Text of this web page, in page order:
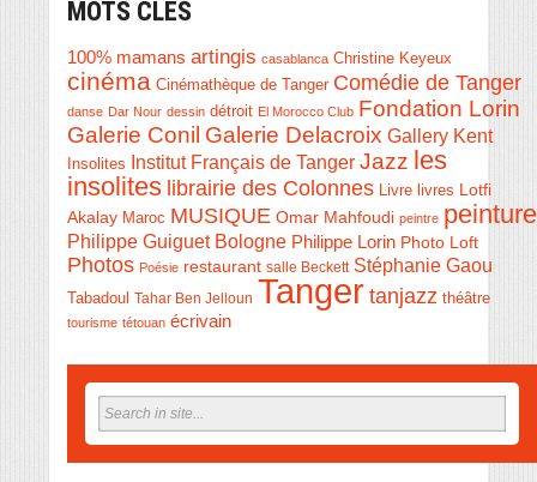
MOTS CLES
100% mamans artingis casablanca Christine Keyeux
cinéma Cinémathèque de Tanger Comédie de Tanger
danse Dar Nour dessin détroit El Morocco Club Fondation Lorin
Galerie Conil Galerie Delacroix Gallery Kent
Insolites Institut Français de Tanger Jazz les
insolites librairie des Colonnes Livre livres Lotfi
Akalay Maroc MUSIQUE Omar Mahfoudi peintre peinture
Philippe Guiguet Bologne Philippe Lorin Photo Loft
Photos Poésie restaurant salle Beckett Stéphanie Gaou
Tabadoul Tahar Ben Jelloun Tanger tanjazz théâtre
tourisme tétouan écrivain